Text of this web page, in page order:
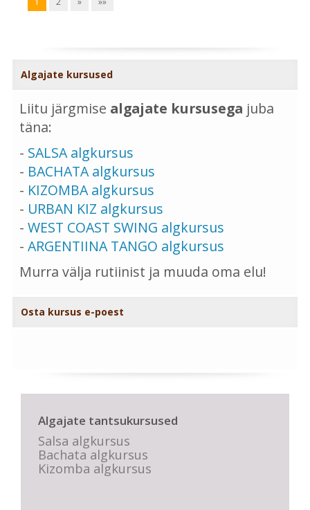
Algajate kursused
Liitu järgmise algajate kursusega juba
täna:
- SALSA algkursus
- BACHATA algkursus
- KIZOMBA algkursus
- URBAN KIZ algkursus
- WEST COAST SWING algkursus
- ARGENTIINA TANGO algkursus
Murra välja rutiinist ja muuda oma elu!
Osta kursus e-poest
Algajate tantsukursused
Salsa algkursus
Bachata algkursus
Kizomba algkursus